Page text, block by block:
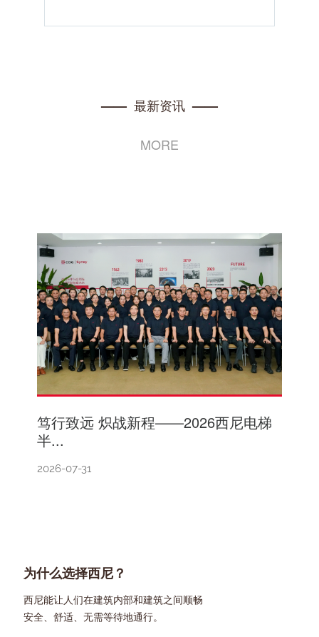
—— 最新资讯——
MORE
笃行致远 炽战新程——2026西尼电梯
半...
2026-07-31
为什么选择西尼？
西尼能让人们在建筑内部和建筑之间顺畅
安全、舒适、无需等待地通行。